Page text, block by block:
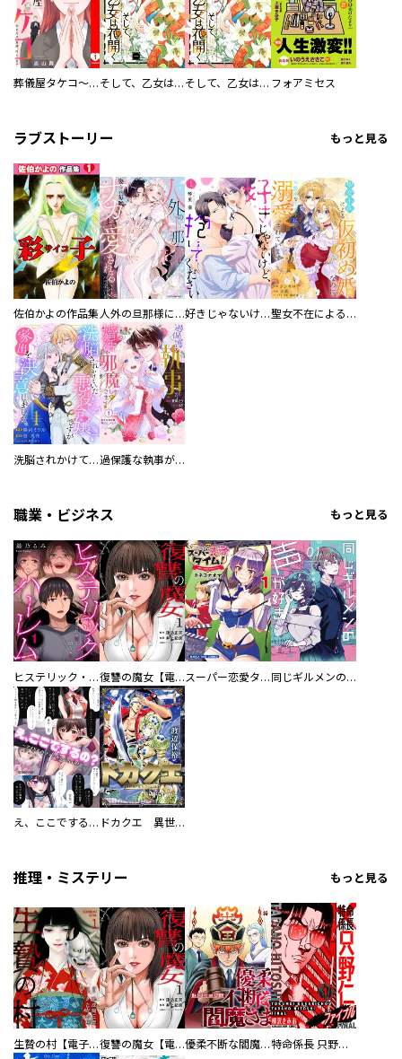
葬儀屋タケコ～あなたの最期、叶えます【電子単行本版】 そして、乙女は花開く そして、乙女は花開く【合冊版】 フォアミセス
ラブストーリー もっと見る
佐伯かよの作品集 人外の旦那様に娶られ毎晩ナカまで愛される…。アンソロジー 好きじゃないけど、抱いてください【電子単行本版／特典おまけ付き】 聖女不在による仮初め婚なのに、不器用な王太子に溺愛されています【電子単行本版／特典おまけ付き】
洗脳されかけていた悪役令嬢ですが家出を決意しました。【電子単行本版／特典おまけ付き】 過保護な執事が私の婚活を邪魔してきます！ 分冊版
職業・ビジネス もっと見る
ヒステリック・ハーレム～搾られる男と堕ちる女～【電子単行本版】 復讐の魔女【電子単行本版】 スーパー恋愛タイム！～現場でドＳな彼女は自宅でデレる～ 同じギルメンの声が好き
え、ここでするの？ アイドルのファンが知らない日常 ドカクエ 異世界ドカコッククエスト
推理・ミステリー もっと見る
生贄の村【電子単行本版】 復讐の魔女【電子単行本版】 優柔不断な閻魔さま 特命係長 只野仁ファイナル 愛蔵版